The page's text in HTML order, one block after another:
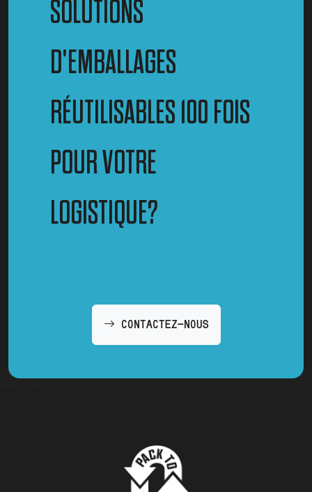
SOLUTIONS
D'EMBALLAGES
RÉUTILISABLES 100 FOIS
POUR VOTRE
LOGISTIQUE?
CONTACTEZ-NOUS